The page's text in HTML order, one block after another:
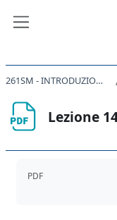
261SM - INTRODUZIONE ALLA FISICA 2020
Lezione
PDF